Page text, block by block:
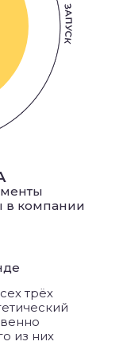
в компании
трёх
из них